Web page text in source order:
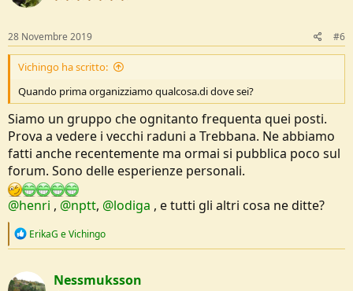
28 Novembre 2019 #6
Vichingo ha scritto:
Quando prima organizziamo qualcosa.di dove sei?
Siamo un gruppo che ognitanto frequenta quei posti.
Prova a vedere i vecchi raduni a Trebbana. Ne abbiamo
fatti anche recentemente ma ormai si pubblica poco sul
forum. Sono delle esperienze personali.
@henri , @nptt, @lodiga , e tutti gli altri cosa ne ditte?
R
c
t
ErikaG eVichingo
Nessmuksson